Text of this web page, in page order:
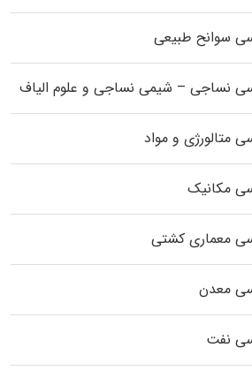
سوانح طبیعی
نساجی – شیمی نساجی و علوم الیاف
متالورژی و مواد
مکانیک
معماری کشتی
معدن
نفت